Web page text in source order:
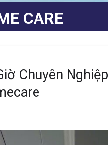
CARE
Chuyên Nghiệp